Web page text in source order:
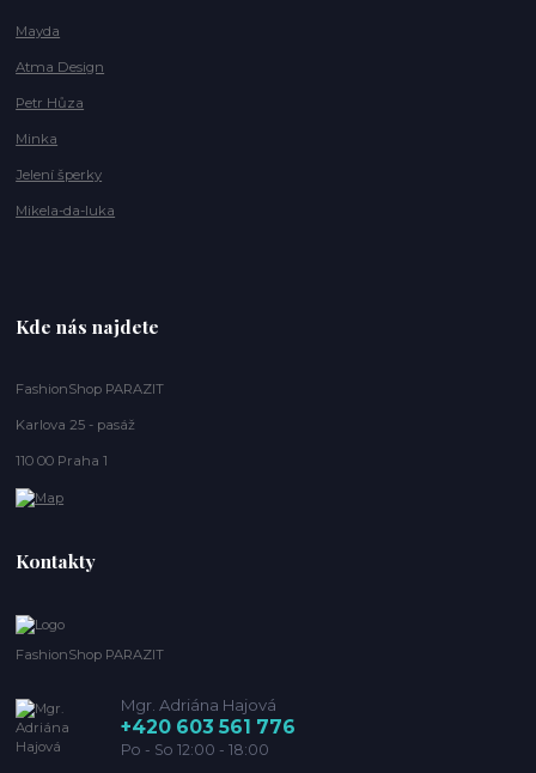
Mayda
Atma Design
Petr Hůza
Minka
Jelení šperky
Mikela-da-luka
Kde nás najdete
FashionShop PARAZIT
Karlova 25 - pasáž
110 00 Praha 1
Kontakty
FashionShop PARAZIT
Mgr. Adriána Hajová
+420 603 561 776
Po - So 12:00 - 18:00